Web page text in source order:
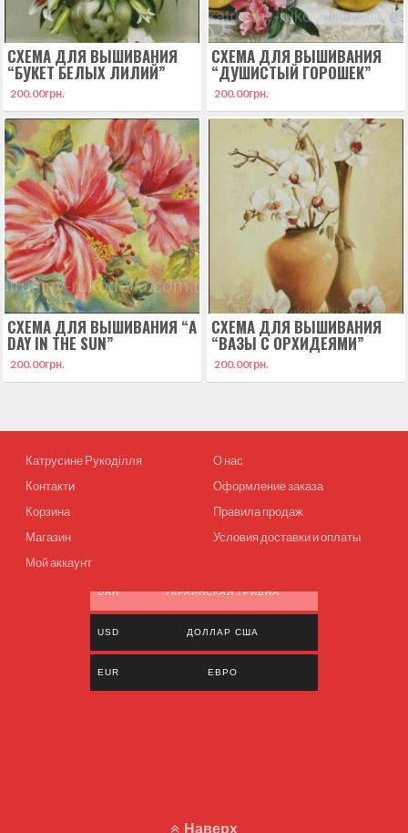
СХЕМА ДЛЯ ВЫШИВАНИЯ
“БУКЕТ БЕЛЫХ ЛИЛИЙ”
200.00грн.
СХЕМА ДЛЯ ВЫШИВАНИЯ
“ДУШИСТЫЙ ГОРОШЕК”
200.00грн.
СХЕМА ДЛЯ ВЫШИВАНИЯ “A
DAY IN THE SUN”
200.00грн.
СХЕМА ДЛЯ ВЫШИВАНИЯ
“ВАЗЫ С ОРХИДЕЯМИ”
200.00грн.
Катрусине Рукоділля
Контакти
Корзина
Магазин
Мой аккаунт
О нас
Оформление заказа
Правила продаж
Условия доставки и оплаты
UAH УКРАИНСКАЯ ГРИВНА
USD ДОЛЛАР США
EUR ЕВРО
Наверх